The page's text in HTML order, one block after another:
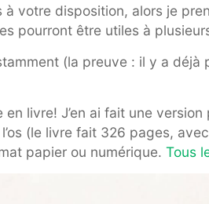
votre disposition, alors je
pourront être utiles à
(la preuve : il y a déjà
livre! J’en ai fait une
(le livre fait 326 pages,
papier ou numérique. Tous